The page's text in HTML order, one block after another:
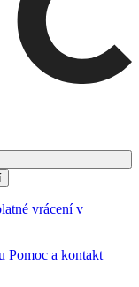
vrácení v
Pomoc a kontakt